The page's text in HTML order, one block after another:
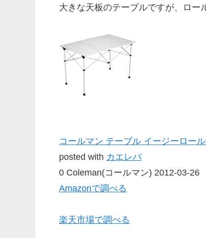
大きな天板のテーブルですが、ロー
コールマン テーブル イージーロー
posted with カエレバ
0 Coleman(コールマン) 2012-03-26
Amazonで調べる
楽天市場で調べる